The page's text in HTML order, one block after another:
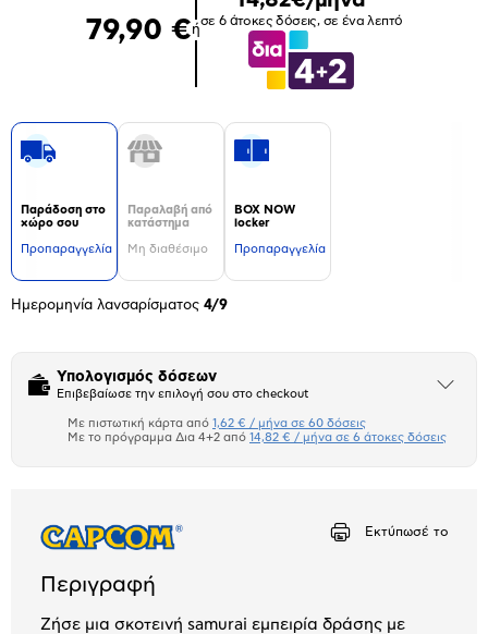
79,90 €ή
σε 6 άτοκες δόσεις, σε ένα λεπτό
Παράδοση στο
χώρο σου
Προπαραγγελία
Παραλαβή από
κατάστημα
Μη διαθέσιμο
BOX NOW
locker
Προπαραγγελία
Ημερομηνία λανσαρίσματος 4/9
Υπολογισμός δόσεων
Επιβεβαίωσε την επιλογή σου στο checkout
Άνοιξε
Πιστωτική κάρτα
Αριθμός δόσεων
Με πιστωτική κάρτα από 1,62 € / μήνα σε 60 δόσεις
Με το πρόγραμμα Δια 4+2 από 14,82 € / μήνα σε 6 άτοκες δόσεις
Εκτύπωσέ το
Περιγραφή
Ζήσε μια σκοτεινή samurai εμπειρία δράσης με